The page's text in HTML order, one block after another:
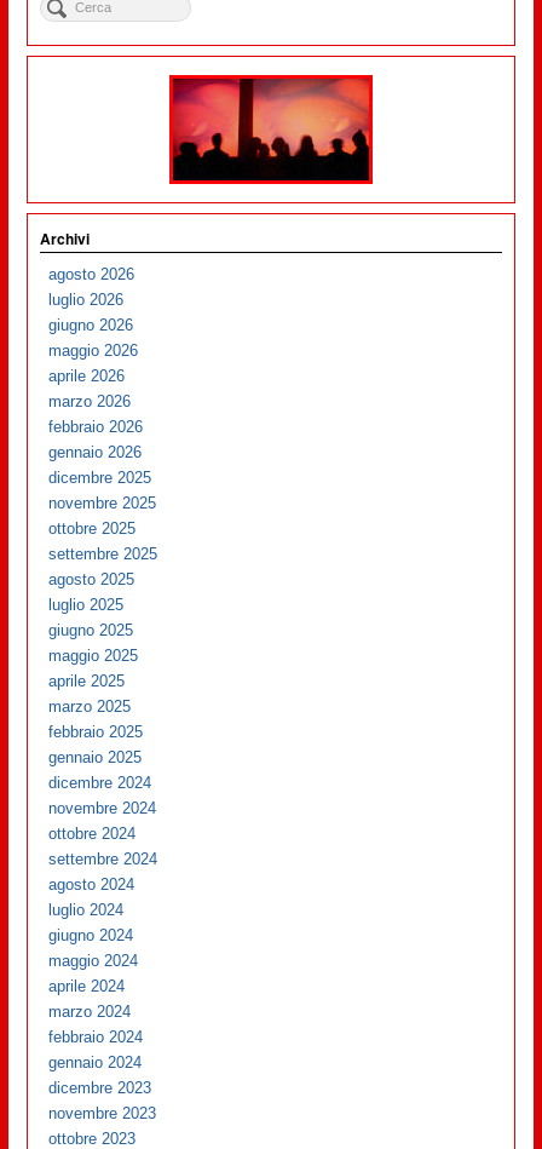
Archivi
agosto 2026
luglio 2026
giugno 2026
maggio 2026
aprile 2026
marzo 2026
febbraio 2026
gennaio 2026
dicembre 2025
novembre 2025
ottobre 2025
settembre 2025
agosto 2025
luglio 2025
giugno 2025
maggio 2025
aprile 2025
marzo 2025
febbraio 2025
gennaio 2025
dicembre 2024
novembre 2024
ottobre 2024
settembre 2024
agosto 2024
luglio 2024
giugno 2024
maggio 2024
aprile 2024
marzo 2024
febbraio 2024
gennaio 2024
dicembre 2023
novembre 2023
ottobre 2023